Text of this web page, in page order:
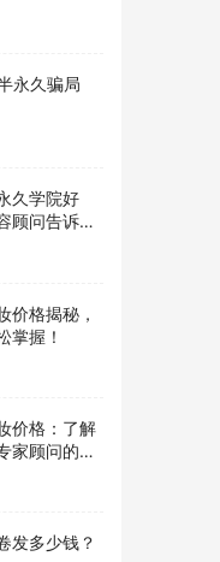
永久骗局
久学院好
顾问告诉你
价格揭秘，
掌握！
价格：了解
家顾问的建
发多少钱？